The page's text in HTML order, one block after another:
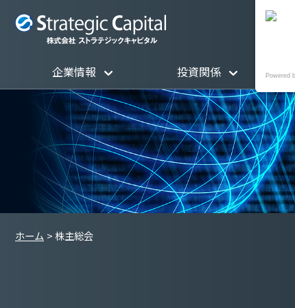
企業情報 投資関係
ホーム 株主総会
Powered